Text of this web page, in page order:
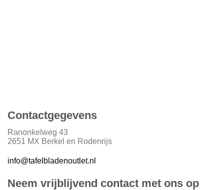
Contactgegevens
Ranonkelweg 43
2651 MX Berkel en Rodenrijs
info@tafelbladenoutlet.nl
Neem vrijblijvend contact met ons op